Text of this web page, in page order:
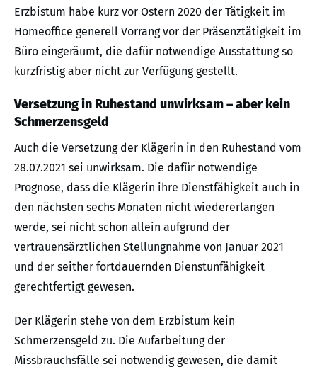
Erzbistum habe kurz vor Ostern 2020 der Tätigkeit im
Homeoffice generell Vorrang vor der Präsenztätigkeit im
Büro eingeräumt, die dafür notwendige Ausstattung so
kurzfristig aber nicht zur Verfügung gestellt.
Versetzung in Ruhestand unwirksam – aber kein
Schmerzensgeld
Auch die Versetzung der Klägerin in den Ruhestand vom
28.07.2021 sei unwirksam. Die dafür notwendige
Prognose, dass die Klägerin ihre Dienstfähigkeit auch in
den nächsten sechs Monaten nicht wiedererlangen
werde, sei nicht schon allein aufgrund der
vertrauensärztlichen Stellungnahme von Januar 2021
und der seither fortdauernden Dienstunfähigkeit
gerechtfertigt gewesen.
Der Klägerin stehe von dem Erzbistum kein
Schmerzensgeld zu. Die Aufarbeitung der
Missbrauchsfälle sei notwendig gewesen, die damit